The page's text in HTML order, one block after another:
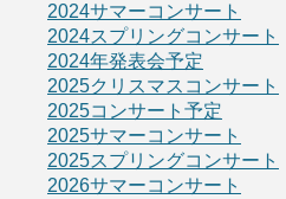
2024サマーコンサート
2024スプリングコンサート
2024年発表会予定
2025クリスマスコンサート
2025コンサート予定
2025サマーコンサート
2025スプリングコンサート
2026サマーコンサート